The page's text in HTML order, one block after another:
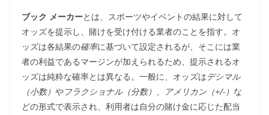
ブック メーカーとは、スポーツやイベントの結果に対して
オッズを提示し、賭けを受け付ける業者のことを指す。オ
ッズは各結果の確率に基づいて設定されるが、そこには業
者の利益であるマージンが加えられるため、提示されるオ
ッズは純粋な確率とは異なる。一般に、オッズはデシマル
（小数） やフラクショナル（分数） 、 アメリカン（+/-） な
どの形式で表示され、利用者は自分の賭け金に応じた配当